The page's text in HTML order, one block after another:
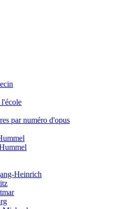
l'école
par numéro d'opus
Heinrich